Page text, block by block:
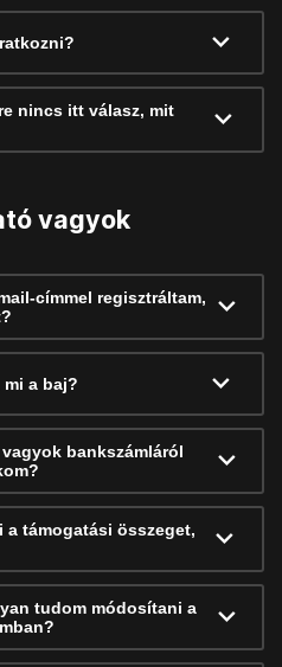
nincs itt válasz, mit
vagyok
címmel regisztráltam,
a baj?
bankszámláról
a támogatási összeget,
tudom módosítani a